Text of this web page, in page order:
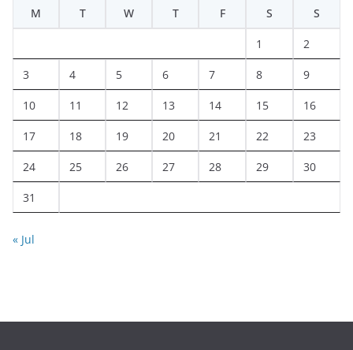
M
T W T F S S
1 2
3 4 5 6 7 8 9
10 11 12 13 14 15 16
17 18 19 20 21 22 23
24 25 26 27 28 29 30
31
« Jul